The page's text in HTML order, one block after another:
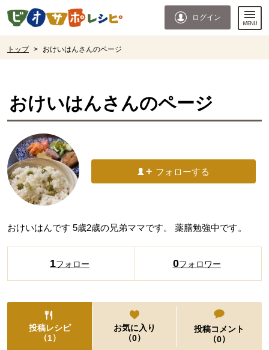
ページの先頭です。
ログイン
トップ > おけいはんさんのページ
おけいはんさんのページ
フォローする
おけいはんです 5歳2歳の兄弟ママです。 薬膳勉強中です。
1フォロー 0フォロワー
投稿レシピ
（1）
お気に入り
（0）
投稿コメント
（0）